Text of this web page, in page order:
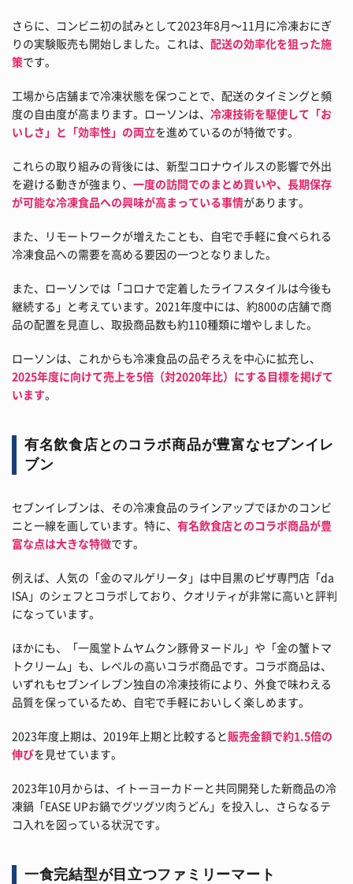
さらに、コンビニ初の試みとして2023年8月～11月に冷凍おにぎ
りの実験販売も開始しました。これは、 配送の効率化を狙った施
策です。
工場から店舗まで冷凍状態を保つことで、配送のタイミングと頻
度の自由度が高まります。ローソンは、 冷凍技術を駆使して「お
いしさ」と「効率性」の両立を進めているのが特徴です。
これらの取り組みの背後には、新型コロナウイルスの影響で外出
を避ける動きが強まり、 一度の訪問でのまとめ買いや、長期保存
が可能な冷凍食品への興味が高まっている事情があります。
また、リモートワークが増えたことも、自宅で手軽に食べられる
冷凍食品への需要を高める要因の一つとなりました。
また、ローソンでは「コロナで定着したライフスタイルは今後も
継続する」と考えています。2021年度中には、約800の店舗で商
品の配置を見直し、取扱商品数も約110種類に増やしました。
ローソンは、これからも冷凍食品の品ぞろえを中心に拡充し、
2025年度に向けて売上を5倍（対2020年比）にする目標を掲げて
います。
有名飲食店とのコラボ商品が豊富なセブンイレ
ブン
セブンイレブンは、その冷凍食品のラインアップでほかのコンビ
ニと一線を画しています。特に、 有名飲食店とのコラボ商品が豊
富な点は大きな特徴です。
例えば、人気の「金のマルゲリータ」は中目黒のピザ専門店「da
ISA」のシェフとコラボしており、クオリティが非常に高いと評判
になっています。
ほかにも、「一風堂トムヤムクン豚骨ヌードル」や「金の蟹トマ
トクリーム」も、レベルの高いコラボ商品です。コラボ商品は、
いずれもセブンイレブン独自の冷凍技術により、外食で味わえる
品質を保っているため、自宅で手軽においしく楽しめます。
2023年度上期は、2019年上期と比較すると販売金額で約1.5倍の
伸びを見せています。
2023年10月からは、イトーヨーカドーと共同開発した新商品の冷
凍鍋「EASE UPお鍋でグツグツ肉うどん」を投入し、さらなるテ
コ入れを図っている状況です。
一食完結型が目立つファミリーマート